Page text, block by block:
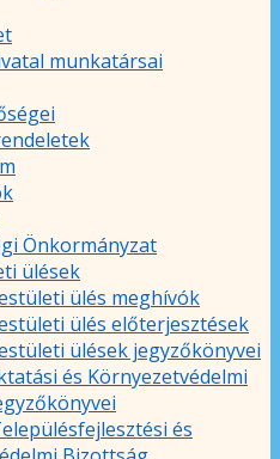
munkatársai
Önkormányzat
ülések
ülés meghívók
ülés előterjesztések
ülések jegyzőkönyvei
és Környezetvédelmi
és